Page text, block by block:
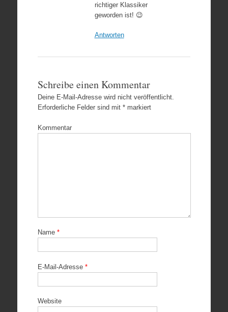
richtiger Klassiker
geworden ist! 😉
Antworten
Schreibe einen Kommentar
Deine E-Mail-Adresse wird nicht veröffentlicht.
Erforderliche Felder sind mit *markiert
Kommentar
Name *
E-Mail-Adresse *
Website